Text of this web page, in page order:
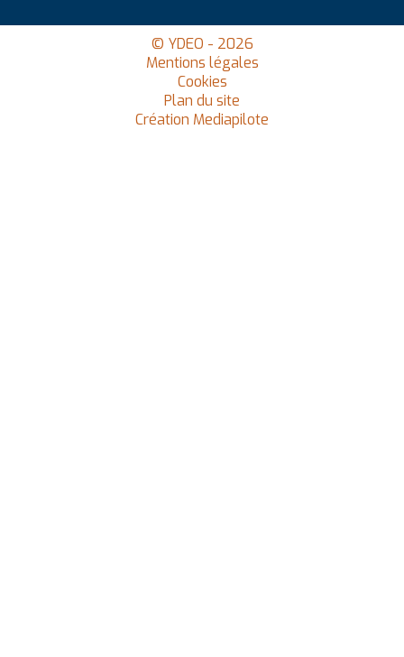
© YDEO - 2026
Mentions légales
Cookies
Plan du site
Création Mediapilote